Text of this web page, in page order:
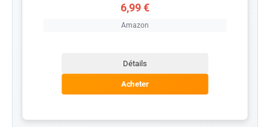
6,99 €
Amazon
Détails
Acheter